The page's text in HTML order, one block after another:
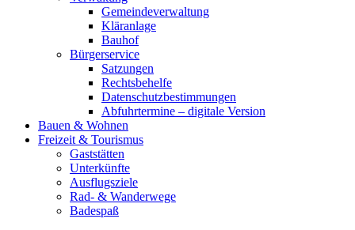
Gemeindeverwaltung
Kläranlage
Bauhof
Bürgerservice
Satzungen
Rechtsbehelfe
Datenschutzbestimmungen
Abfuhrtermine – digitale Version
Bauen & Wohnen
Freizeit & Tourismus
Gaststätten
Unterkünfte
Ausflugsziele
Rad- & Wanderwege
Badespaß